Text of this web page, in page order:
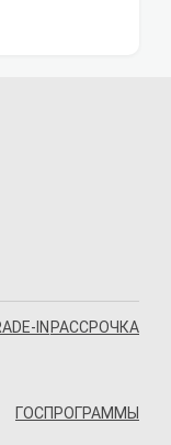
IN РАССРОЧКА
ГОСПРОГРАММЫ